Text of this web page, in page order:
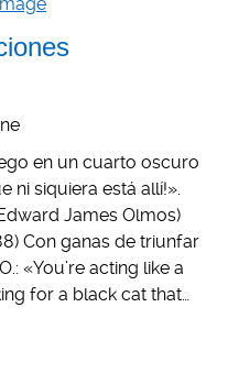
en un cuarto oscuro
ni siquiera está allí!».
James Olmos)
Con ganas de triunfar
«You’re acting like a
for a black cat that…